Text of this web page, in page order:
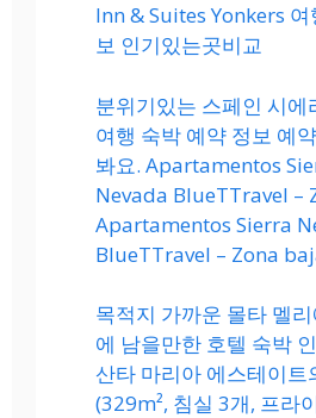
Inn & Suites Yonkers 여
보 인기있는곳비교
분위기있는 스페인 시에
여행 숙박 예약 정보 예
봐요. Apartamentos
Nevada BlueTTravel –
Apartamentos Sierra
BlueTTravel – Zona
목적지 가까운 몰타 멜
에 남을만한 호텔 숙박
산타 마리아 에스테이트
(329m², 침실 3개, 프라